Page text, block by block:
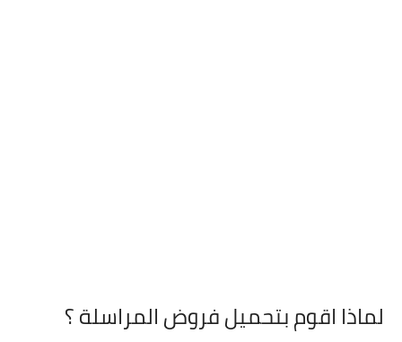
لماذا اقوم بتحميل فروض المراسلة ؟